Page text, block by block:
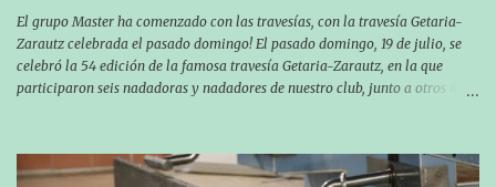
El grupo Master ha comenzado con las travesías, con la travesía Getaria-
Zarautz celebrada el pasado domingo! El pasado domingo, 19 de julio, se
celebró la 54 edición de la famosa travesía Getaria-Zarautz, en la que
participaron seis nadadoras y nadadores de nuestro club, junto a otros 4
Apeztegia, Itsaso Tolosa, Jon Ander Korta, June López, Miren Sarobe, Garazi
Etxeberria eta Mario Amantegi. Este año Borja, Jon Ander y Garazi se han